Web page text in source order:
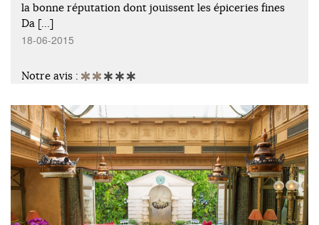
la bonne réputation dont jouissent les épiceries fines
Da […]
18-06-2015
Notre avis :